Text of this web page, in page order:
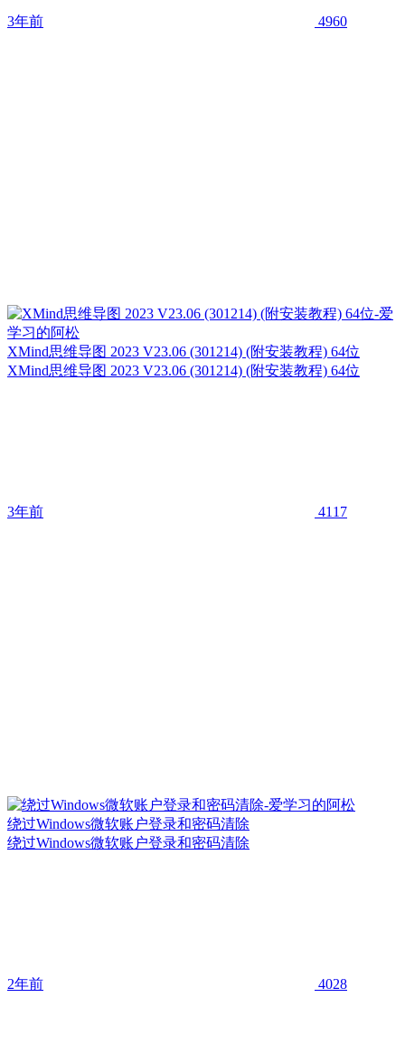
3年前 4960
XMind思维导图 2023 V23.06 (301214) (附安装教程) 64位
XMind思维导图 2023 V23.06 (301214) (附安装教程) 64位
3年前 4117
绕过Windows微软账户登录和密码清除
绕过Windows微软账户登录和密码清除
2年前 4028